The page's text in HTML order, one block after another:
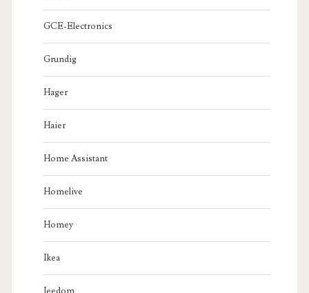
GCE-Electronics
Grundig
Hager
Haier
Home Assistant
Homelive
Homey
Ikea